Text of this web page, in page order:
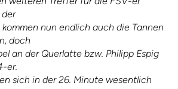
der
nun endlich auch die Tannen
doch
an der Querlatte bzw. Philipp Espig
er.
sich in der 26. Minute wesentlich